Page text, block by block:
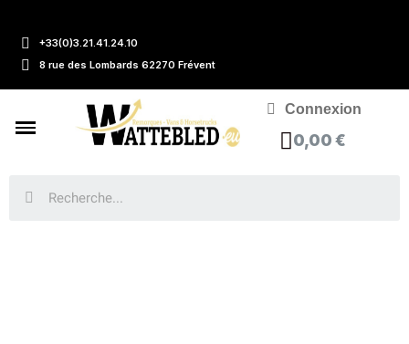
+33(0)3.21.41.24.10
8 rue des Lombards 62270 Frévent
Connexion
0,00 €